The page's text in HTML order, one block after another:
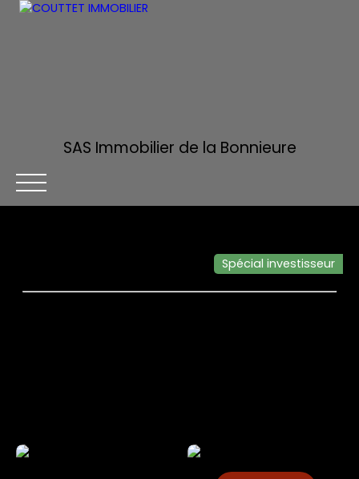
SAS Immobilier de la Bonnieure
VENDRE ALERTE
Spécial investisseur